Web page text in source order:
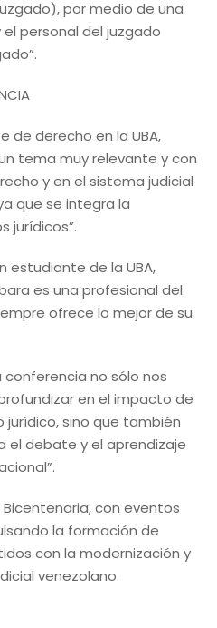
por medio de una
el personal del juzgado
de derecho en la UBA,
tema muy relevante y con
y en el sistema judicial
que se integra la
jurídicos”.
estudiante de la UBA,
es una profesional del
ofrece lo mejor de su
conferencia no sólo nos
en el impacto de
sino que también
el debate y el aprendizaje
con eventos
la formación de
con la modernización y
venezolano.